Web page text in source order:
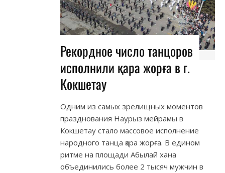
Рекордное число танцоров
исполнили қара жорға в г.
Кокшетау
Одним из самых зрелищных моментов
празднования Наурыз мейрамы в
Кокшетау стало массовое исполнение
народного танца қара жорға. В едином
ритме на площади Абылай хана
объединились более 2 тысяч мужчин в